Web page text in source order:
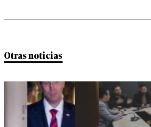
Otras noticias